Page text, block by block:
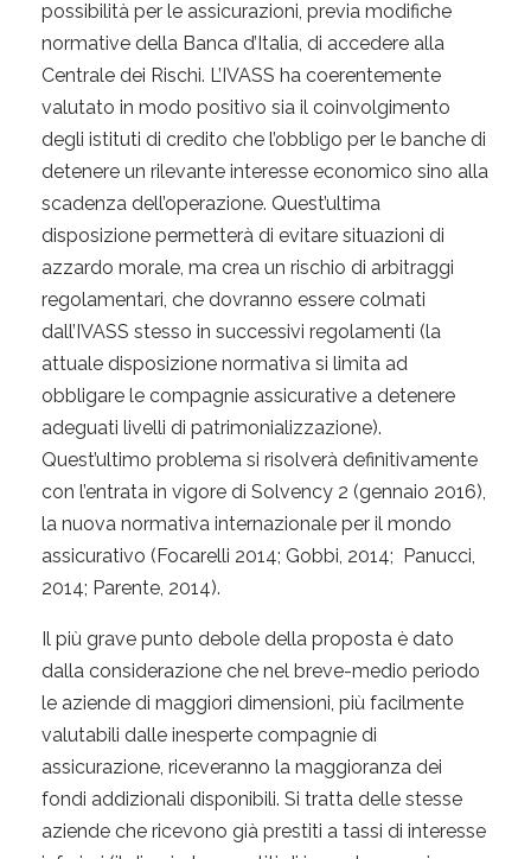
possibilità per le assicurazioni, previa modifiche
normative della Banca d’Italia, di accedere alla
Centrale dei Rischi. L’IVASS ha coerentemente
valutato in modo positivo sia il coinvolgimento
degli istituti di credito che l’obbligo per le banche di
detenere un rilevante interesse economico sino alla
scadenza dell’operazione. Quest’ultima
disposizione permetterà di evitare situazioni di
azzardo morale, ma crea un rischio di arbitraggi
regolamentari, che dovranno essere colmati
dall’IVASS stesso in successivi regolamenti (la
attuale disposizione normativa si limita ad
obbligare le compagnie assicurative a detenere
adeguati livelli di patrimonializzazione).
Quest’ultimo problema si risolverà definitivamente
con l’entrata in vigore di Solvency 2 (gennaio 2016),
la nuova normativa internazionale per il mondo
assicurativo (Focarelli 2014; Gobbi, 2014; Panucci,
2014; Parente, 2014).
Il più grave punto debole della proposta è dato
dalla considerazione che nel breve-medio periodo
le aziende di maggiori dimensioni, più facilmente
valutabili dalle inesperte compagnie di
assicurazione, riceveranno la maggioranza dei
fondi addizionali disponibili. Si tratta delle stesse
aziende che ricevono già prestiti a tassi di interesse